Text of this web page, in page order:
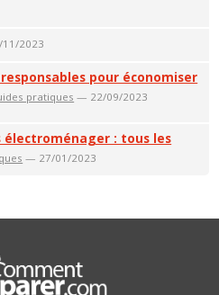
2023
responsables pour économiser
pratiques — 22/09/2023
électroménager : tous les
— 27/01/2023